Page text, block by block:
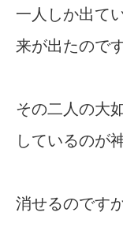
一人しか出て
来が出たのです
その二人の大
しているのが
消せるのですか